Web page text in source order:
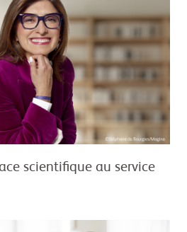
scientifique au service